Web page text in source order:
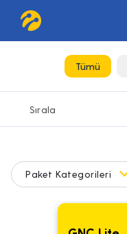
Tümü
Paket Kategorileri